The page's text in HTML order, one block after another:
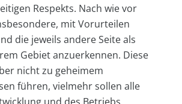
Respekts. Nach wie vor
mit Vorurteilen
die jeweils andere Seite als
Gebiet anzuerkennen. Diese
nicht zu geheimem
führen, vielmehr sollen alle